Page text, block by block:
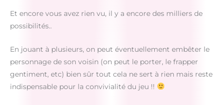
Et encore vous avez rien vu, il y a encore des milliers de
possibilités..
En jouant à plusieurs, on peut éventuellement embêter le
personnage de son voisin (on peut le porter, le frapper
gentiment, etc) bien sûr tout cela ne sert à rien mais reste
indispensable pour la convivialité du jeu !!